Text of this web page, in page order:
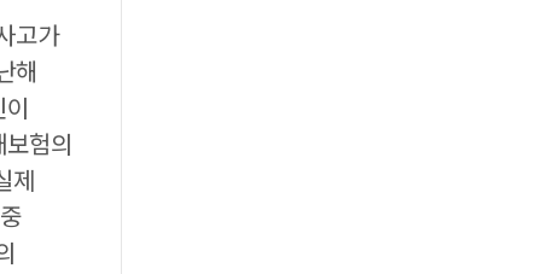
고가
해
험의
제